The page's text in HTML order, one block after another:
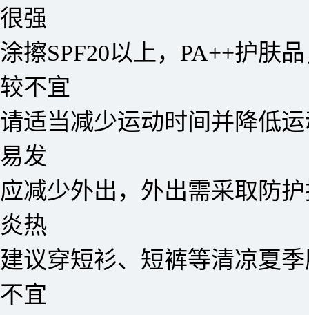
很强
涂擦SPF20以上，PA++护肤
较不宜
请适当减少运动时间并降低
易发
应减少外出，外出需采取防
炎热
建议穿短衫、短裤等清凉夏
不宜